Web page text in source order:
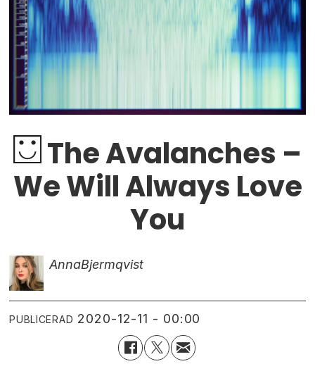
The Avalanches –
We Will Always Love
You
AnnaBjermqvist
PUBLICERAD 2020-12-11 - 00:00